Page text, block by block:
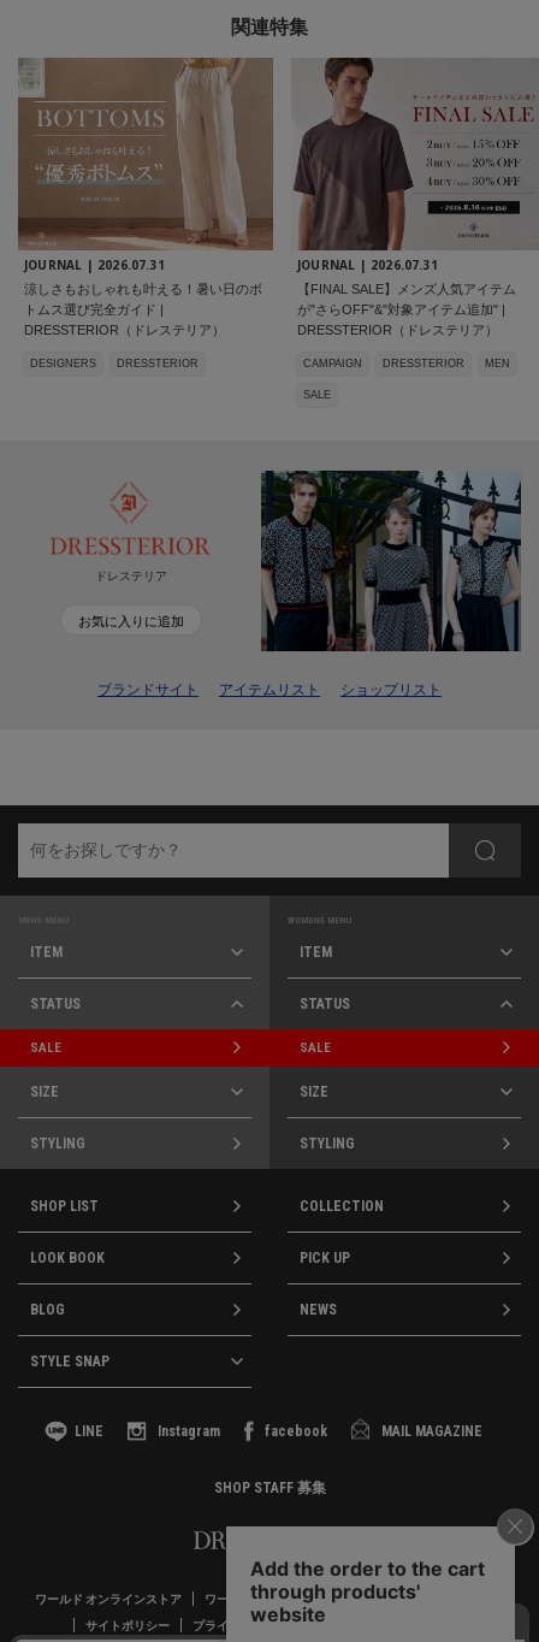
関連特集
JOURNAL | 2026.07.31
涼しさもおしゃれも叶える！暑い日のボ
トムス選び完全ガイド |
DRESSTERIOR（ドレステリア）
DESIGNERS DRESSTERIOR
JOURNAL | 2026.07.31
【FINAL SALE】メンズ人気アイテム
が"さらOFF"&"対象アイテム追加" |
DRESSTERIOR（ドレステリア）
CAMPAIGN DRESSTERIOR MEN
SALE
ドレステリア
お気に入りに追加
ブランドサイト アイテムリスト ショップリスト
MENS MENU
ITEM
STATUS
SALE
SIZE
STYLING
WOMENS MENU
ITEM
STATUS
SALE
SIZE
STYLING
SHOP LIST COLLECTION
LOOK BOOK PICK UP
BLOG NEWS
STYLE SNAP
LINE Instagram facebook MAIL MAGAZINE
SHOP STAFF 募集
ワールド オンラインストア ワールド プレミアムクラブ お客様窓口
サイトポリシー
プライバシーポリシー